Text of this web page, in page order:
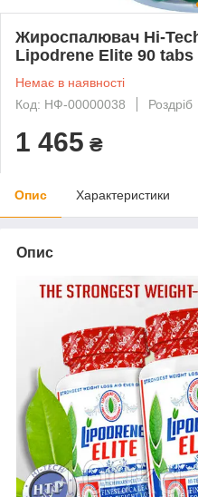
Жироспалювач Hi-
Lipodrene Elite 90 tabs
Немає в наявності
Код: НФ-00000038
Роздріб
1 465 ₴
Опис Характеристики
Опис